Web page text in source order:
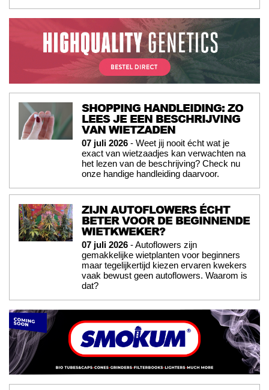
SHOPPING HANDLEIDING: ZO
LEES JE EEN BESCHRIJVING
VAN WIETZADEN
07 juli 2026 - Weet jij nooit écht wat je
exact van wietzaadjes kan verwachten na
het lezen van de beschrijving? Check nu
onze handige handleiding daarvoor.
ZIJN AUTOFLOWERS ÉCHT
BETER VOOR DE BEGINNENDE
WIETKWEKER?
07 juli 2026 - Autoflowers zijn
gemakkelijke wietplanten voor beginners
maar tegelijkertijd kiezen ervaren kwekers
vaak bewust geen autoflowers. Waarom is
dat?